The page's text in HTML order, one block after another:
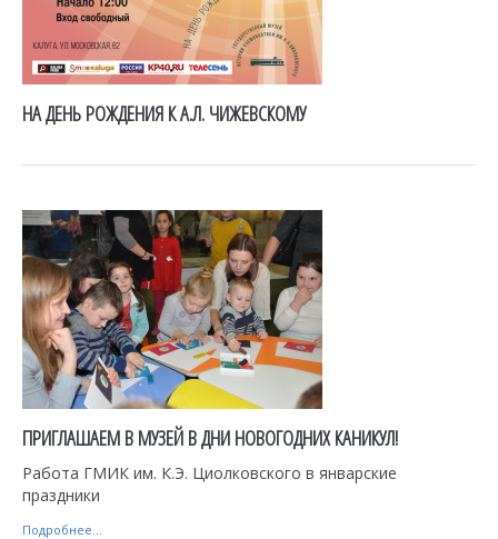
НА ДЕНЬ РОЖДЕНИЯ К А.Л. ЧИЖЕВСКОМУ
ПРИГЛАШАЕМ В МУЗЕЙ В ДНИ НОВОГОДНИХ КАНИКУЛ!
Работа ГМИК им. К.Э. Циолковского в январские
праздники
Подробнее...